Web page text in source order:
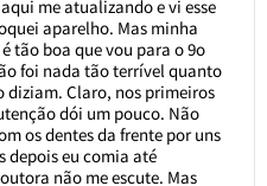
me atualizando e vi esse
aparelho. Mas minha
tão boa que vou para o 9o
foi nada tão terrível quanto
diziam. Claro, nos primeiros
dói um pouco. Não
os dentes da frente por uns
depois eu comia até
não me escute. Mas